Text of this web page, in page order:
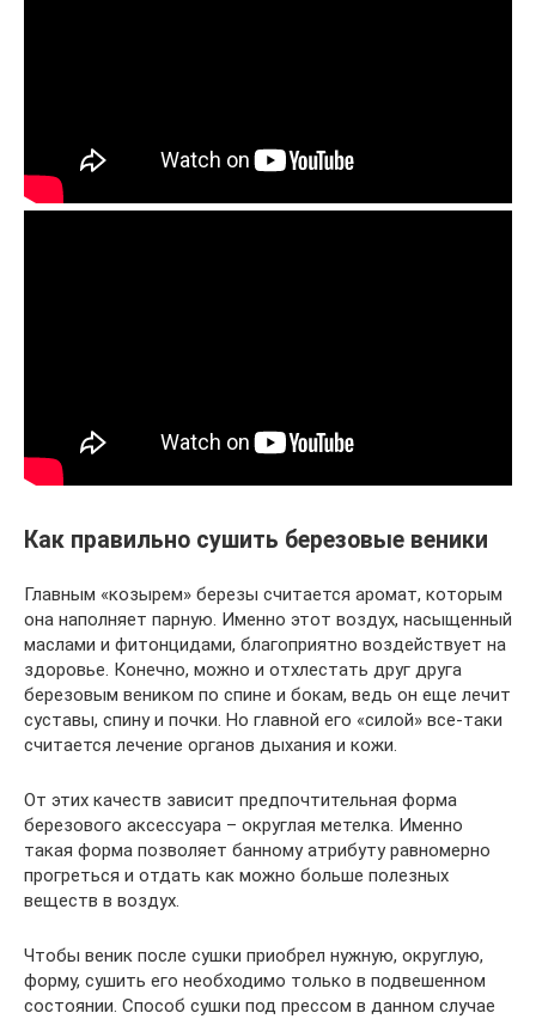
Как правильно сушить березовые веники
Главным «козырем» березы считается аромат, которым
она наполняет парную. Именно этот воздух, насыщенный
маслами и фитонцидами, благоприятно воздействует на
здоровье. Конечно, можно и отхлестать друг друга
березовым веником по спине и бокам, ведь он еще лечит
суставы, спину и почки. Но главной его «силой» все-таки
считается лечение органов дыхания и кожи.
От этих качеств зависит предпочтительная форма
березового аксессуара – округлая метелка. Именно
такая форма позволяет банному атрибуту равномерно
прогреться и отдать как можно больше полезных
веществ в воздух.
Чтобы веник после сушки приобрел нужную, округлую,
форму, сушить его необходимо только в подвешенном
состоянии. Способ сушки под прессом в данном случае